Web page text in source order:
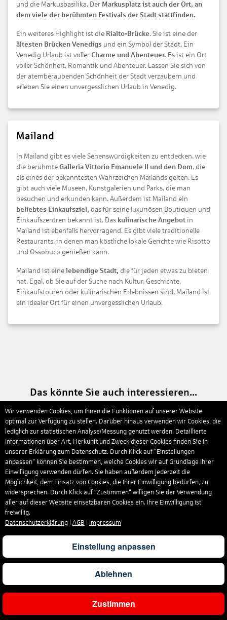
und die Markusbasilika. Der Markusplatz ist auch der Ort, an
dem viele der berühmten Festivals der Stadt stattfinden.
Ein weiteres Highlight ist die Rialto-Brücke. Sie ist eine der
ältesten Brücken Venedigs und ein Symbol der Stadt. Ein
Venedig Urlaub ist voller Charme und Abenteuer. Es ist ein Ort
voller Schönheit, Romantik und Abenteuer. Lassen Sie sich von
der atemberaubenden Schönheit der Stadt verzaubern und
erleben Sie einen unvergesslichen Urlaub in Venedig.
Mailand
In Mailand gibt es viele Sehenswürdigkeiten zu entdecken, wie
die berühmte Galleria Vittorio Emanuele II und den Dom, die
als eines der bekanntesten Wahrzeichen Mailands gelten. Es
gibt auch viele Museen, Kunstgalerien und Parks, die man
besuchen und erkunden kann. Außerdem ist Mailand ein
beliebtes Einkaufsziel, das für seine luxuriösen Boutiquen und
Einkaufszentren bekannt ist. Das kulinarische Angebot in
Mailand ist ebenfalls hervorragend. Es gibt viele traditionelle
Restaurants, in denen man köstliche lokale Gerichte wie Risotto
und Ossobuco genießen kann.
Mailand ist eine lebendige Stadt, die für jeden etwas zu bieten
hat. Egal, ob Sie auf der Suche nach Kultur, Geschichte,
Einkaufstouren oder kulinarischen Erlebnissen sind, Mailand ist
ein idealer Ort für einen unvergesslichen Urlaub.
Das könnte Sie auch interessieren...
Urlaub auf dem spanischen Festland
hier entdecken
Urlaub in Portugal
Wir verwenden Cookies, um Ihnen die Funktionen auf unserer Website
optimal zur Verfügung zu stellen. Darüber hinaus verwenden wir Cookies, die
lediglich zur statistischen Analyse/Messung genutzt werden. Detaillierte
Informationen über Art, Herkunft und Zweck dieser Cookies finden Sie in
unserer Erklärung zum Datenschutz. Durch Klick auf "Einstellungen
anpassen" können Sie bestimmen, welche Cookies wir auf Grundlage Ihrer
Einwilligung verwenden dürfen. Sie haben außerdem jederzeit die
Möglichkeit, dem Einsatz von Cookies, die Ihrer Einwilligung bedürfen, zu
widersprechen. Durch Klick auf “Zustimmen“ willigen Sie der Verwendung
aller auf dieser Website einsetzbaren Cookies ein. Ihre Einwilligung ist
freiwillig.
Datenschutzerklärung
AGB Impressum
Einstellung anpassen
Ablehnen
Zustimmen